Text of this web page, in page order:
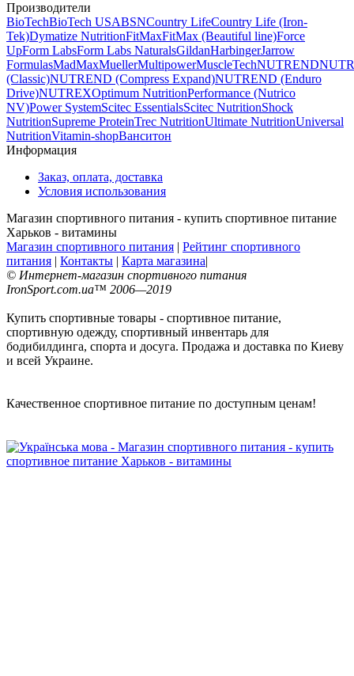
Производители
BioTechBioTech USABSNCountry LifeCountry Life (Iron-
Tek)Dymatize NutritionFitMaxFitMax (Beautiful line)Force
UpForm LabsForm Labs NaturalsGildanHarbingerJarrow
FormulasMadMaxMuellerMultipowerMuscleTechNUTREND
(Classic)NUTREND (Compress Expand)NUTREND (Enduro
Drive)NUTREXOptimum NutritionPerformance (Nutrico
NV)Power SystemScitec EssentialsScitec NutritionShock
NutritionSupreme ProteinTrec NutritionUltimate NutritionUniversal
NutritionVitamin-shopВанситон
Информация
Заказ, оплата, доставка
Условия использования
Магазин спортивного питания - купить спортивное питание
Харьков - витамины
Магазин спортивного питания | Рейтинг спортивного
питания | Контакты | Карта магазина|
© Интернет-магазин спортивного питания
IronSport.com.ua™ 2006—2019
Купить спортивные товары - спортивное питание,
спортивную одежду, спортивный инвентарь для
бодибилдинга, спорта и досуга. Продажа и доставка по Киеву
и всей Украине.
Качественное спортивное питание по доступным ценам!